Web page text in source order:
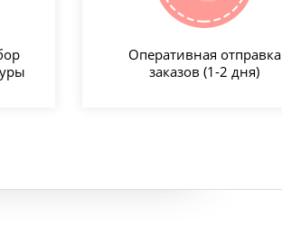
Оперативная отправка
заказов (1-2 дня)